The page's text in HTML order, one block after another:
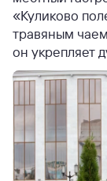
«Куликово
травяным
он укрепляет